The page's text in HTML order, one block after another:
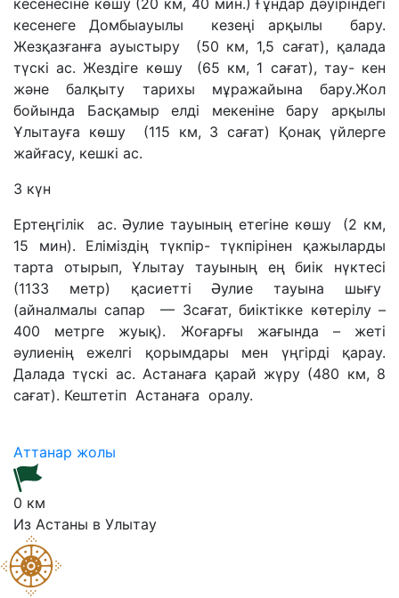
кесенеге Домбыауылы кезеңі арқылы бару.
Жезқазғанға ауыстыру (50 км, 1,5 сағат), қалада
түскі ас. Жездіге көшу (65 км, 1 сағат), тау- кен
және балқыту тарихы мұражайына бару.Жол
бойында Басқамыр елді мекеніне бару арқылы
Ұлытауға көшу (115 км, 3 сағат) Қонақ үйлерге
жайғасу, кешкі ас.
3 күн
Ертеңгілік ас. Әулие тауының етегіне көшу (2 км,
15 мин). Еліміздің түкпір- түкпірінен қажыларды
тарта отырып, Ұлытау тауының ең биік нүктесі
(1133 метр) қасиетті Әулие тауына шығу
(айналмалы сапар — 3сағат, биіктікке көтерілу –
400 метрге жуық). Жоғарғы жағында – жеті
әулиенің ежелгі қорымдары мен үңгірді қарау.
Далада түскі ас. Астанаға қарай жүру (480 км, 8
сағат). Кештетіп Астанаға оралу.
Аттанар жолы
0 км
Из Астаны в Улытау